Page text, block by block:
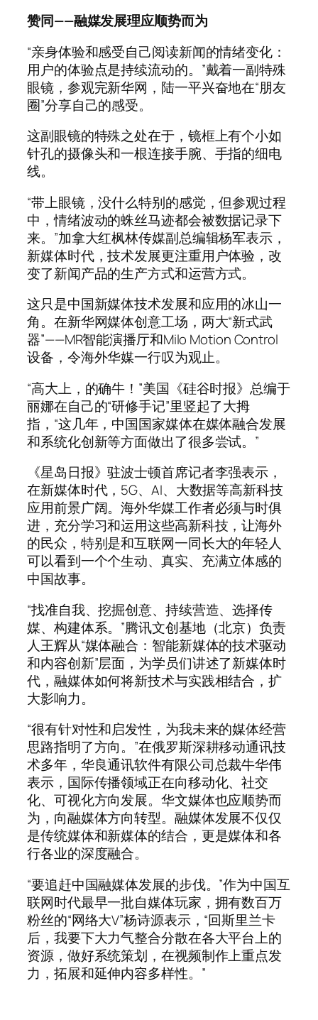
赞同——融媒发展理应顺势而为
“亲身体验和感受自己阅读新闻的情绪变化：
用户的体验点是持续流动的。”戴着一副特殊
眼镜，参观完新华网，陆一平兴奋地在“朋友
圈”分享自己的感受。
这副眼镜的特殊之处在于，镜框上有个小如
针孔的摄像头和一根连接手腕、手指的细电
线。
“带上眼镜，没什么特别的感觉，但参观过程
中，情绪波动的蛛丝马迹都会被数据记录下
来。”加拿大红枫林传媒副总编辑杨军表示，
新媒体时代，技术发展更注重用户体验，改
变了新闻产品的生产方式和运营方式。
这只是中国新媒体技术发展和应用的冰山一
角。在新华网媒体创意工场，两大“新式武
器”——MR智能演播厅和Milo Motion Control
设备，令海外华媒一行叹为观止。
“高大上，的确牛！”美国《硅谷时报》总编于
丽娜在自己的“研修手记”里竖起了大拇
指，“这几年，中国国家媒体在媒体融合发展
和系统化创新等方面做出了很多尝试。”
《星岛日报》驻波士顿首席记者李强表示，
在新媒体时代，5G、AI、大数据等高新科技
应用前景广阔。海外华媒工作者必须与时俱
进，充分学习和运用这些高新科技，让海外
的民众，特别是和互联网一同长大的年轻人
可以看到一个个生动、真实、充满立体感的
中国故事。
“找准自我、挖掘创意、持续营造、选择传
媒、构建体系。”腾讯文创基地（北京）负责
人王辉从“媒体融合：智能新媒体的技术驱动
和内容创新”层面，为学员们讲述了新媒体时
代，融媒体如何将新技术与实践相结合，扩
大影响力。
“很有针对性和启发性，为我未来的媒体经营
思路指明了方向。”在俄罗斯深耕移动通讯技
术多年，华良通讯软件有限公司总裁牛华伟
表示，国际传播领域正在向移动化、社交
化、可视化方向发展。华文媒体也应顺势而
为，向融媒体方向转型。融媒体发展不仅仅
是传统媒体和新媒体的结合，更是媒体和各
行各业的深度融合。
“要追赶中国融媒体发展的步伐。”作为中国互
联网时代最早一批自媒体玩家，拥有数百万
粉丝的“网络大V”杨诗源表示，“回斯里兰卡
后，我要下大力气整合分散在各大平台上的
资源，做好系统策划，在视频制作上重点发
力，拓展和延伸内容多样性。”